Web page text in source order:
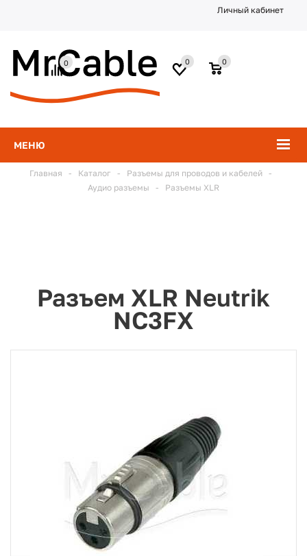
Личный кабинет
МЕНЮ
0
0
0
Главная - Каталог - Разъемы для проводов и кабелей
-
Аудио разъемы
- Разъемы XLR
Разъем XLR Neutrik
NC3FX